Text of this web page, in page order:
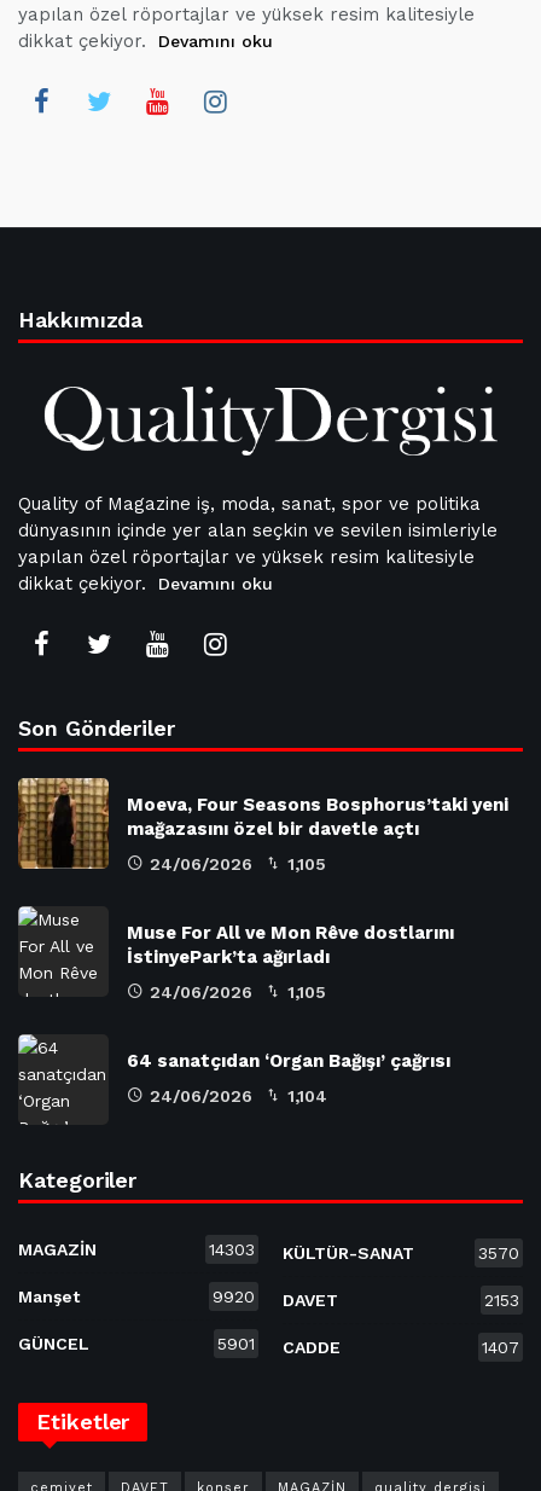
yapılan özel röportajlar ve yüksek resim kalitesiyle
dikkat çekiyor.
Devamını oku
Hakkımızda
Quality of Magazine iş, moda, sanat, spor ve politika
dünyasının içinde yer alan seçkin ve sevilen isimleriyle
yapılan özel röportajlar ve yüksek resim kalitesiyle
dikkat çekiyor.
Devamını oku
Son Gönderiler
Moeva, Four Seasons Bosphorus’taki yeni
mağazasını özel bir davetle açtı
24/06/2026 1,105
Muse For All ve Mon Rêve dostlarını
İstinyePark’ta ağırladı
24/06/2026 1,105
64 sanatçıdan ‘Organ Bağışı’ çağrısı
24/06/2026 1,104
Kategoriler
MAGAZİN 14303
Manşet 9920
GÜNCEL 5901
KÜLTÜR-SANAT 3570
DAVET 2153
CADDE 1407
Etiketler